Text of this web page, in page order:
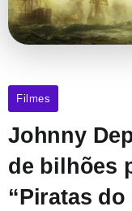
Filmes
Johnny
de bilhões
“Piratas do